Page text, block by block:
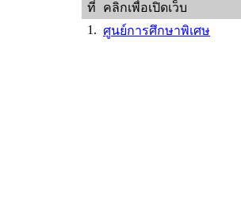
ที่
คลิกเพื่อเปิดเว็บ
1. ศูนย์การศึกษาพิเศษ